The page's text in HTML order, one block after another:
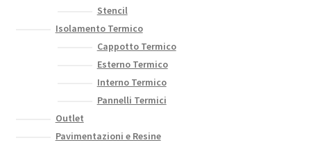
Stencil
Isolamento Termico
Cappotto Termico
Esterno Termico
Interno Termico
Pannelli Termici
Outlet
Pavimentazioni e Resine